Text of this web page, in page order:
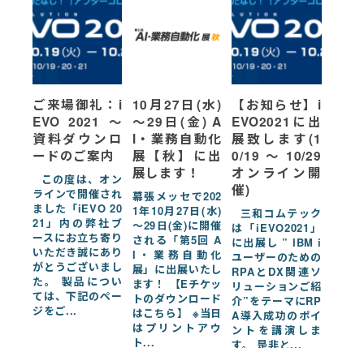
ご来場御礼：i
EVO 2021 〜
資料ダウンロ
ードのご案内
この度は、オン
ラインで開催され
ました「iEVO 20
21」内の弊社ブ
ースにお立ち寄り
いただき誠にあり
がとうございまし
た。 製品につい
ては、下記のペー
ジをご...
10月27日(水)
～29日(金) A
I・業務自動化
展【秋】に出
展します！
幕張メッセで202
1年10月27日(水)
～29日(金)に開催
される「第5回 A
I・業務自動化
展」に出展いたし
ます！ 【Eチケッ
トのダウンロード
はこちら】 ※当日
はプリントアウ
ト...
【お知らせ】i
EVO2021に出
展致します(1
0/19〜10/29
オンライン開
催)
三和コムテック
は「iEVO2021」
に出展し ” IBM i
ユーザーのための
RPAとDX関連ソ
リューションご紹
介”をテーマにRP
A導入成功のポイ
ントを講演しま
す。 是非と...